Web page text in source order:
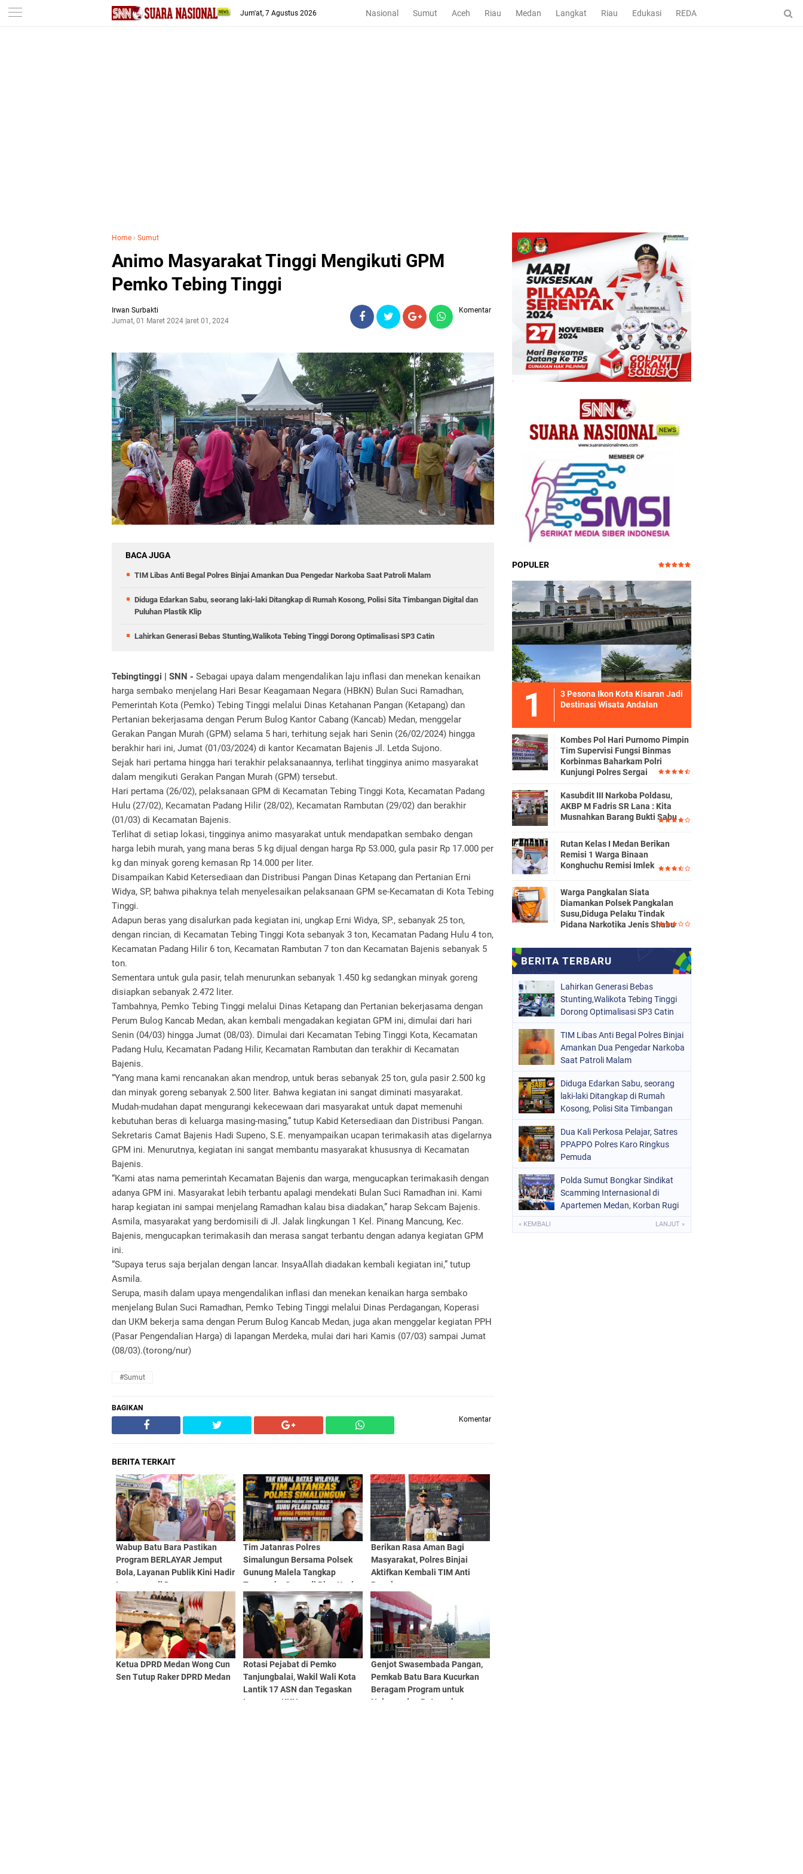
-->
Jum'at, 7 Agustus 2026 Nasional Sumut Aceh Riau Medan Langkat Riau Edukasi REDAKSI
Home › Sumut
Animo Masyarakat Tinggi Mengikuti GPM
Pemko Tebing Tinggi
Irwan Surbakti
Jumat, 01 Maret 2024Maret 01, 2024
Komentar
BACA JUGA
TIM Libas Anti Begal Polres Binjai Amankan Dua Pengedar Narkoba Saat Patroli Malam
Diduga Edarkan Sabu, seorang laki-laki Ditangkap di Rumah Kosong, Polisi Sita Timbangan Digital dan
Puluhan Plastik Klip
Lahirkan Generasi Bebas Stunting,Walikota Tebing Tinggi Dorong Optimalisasi SP3 Catin
Tebingtinggi | SNN - Sebagai upaya dalam mengendalikan laju inflasi dan menekan kenaikan
harga sembako menjelang Hari Besar Keagamaan Negara (HBKN) Bulan Suci Ramadhan,
Pemerintah Kota (Pemko) Tebing Tinggi melalui Dinas Ketahanan Pangan (Ketapang) dan
Pertanian bekerjasama dengan Perum Bulog Kantor Cabang (Kancab) Medan, menggelar
Gerakan Pangan Murah (GPM) selama 5 hari, terhitung sejak hari Senin (26/02/2024) hingga
berakhir hari ini, Jumat (01/03/2024) di kantor Kecamatan Bajenis Jl. Letda Sujono.
Sejak hari pertama hingga hari terakhir pelaksanaannya, terlihat tingginya animo masyarakat
dalam mengikuti Gerakan Pangan Murah (GPM) tersebut.
Hari pertama (26/02), pelaksanaan GPM di Kecamatan Tebing Tinggi Kota, Kecamatan Padang
Hulu (27/02), Kecamatan Padang Hilir (28/02), Kecamatan Rambutan (29/02) dan berakhir
(01/03) di Kecamatan Bajenis.
Terlihat di setiap lokasi, tingginya animo masyarakat untuk mendapatkan sembako dengan
harga lebih murah, yang mana beras 5 kg dijual dengan harga Rp 53.000, gula pasir Rp 17.000 per
kg dan minyak goreng kemasan Rp 14.000 per liter.
Disampaikan Kabid Ketersediaan dan Distribusi Pangan Dinas Ketapang dan Pertanian Erni
Widya, SP, bahwa pihaknya telah menyelesaikan pelaksanaan GPM se-Kecamatan di Kota Tebing
Tinggi.
Adapun beras yang disalurkan pada kegiatan ini, ungkap Erni Widya, SP., sebanyak 25 ton,
dengan rincian, di Kecamatan Tebing Tinggi Kota sebanyak 3 ton, Kecamatan Padang Hulu 4 ton,
Kecamatan Padang Hilir 6 ton, Kecamatan Rambutan 7 ton dan Kecamatan Bajenis sebanyak 5
ton.
Sementara untuk gula pasir, telah menurunkan sebanyak 1.450 kg sedangkan minyak goreng
disiapkan sebanyak 2.472 liter.
Tambahnya, Pemko Tebing Tinggi melalui Dinas Ketapang dan Pertanian bekerjasama dengan
Perum Bulog Kancab Medan, akan kembali mengadakan kegiatan GPM ini, dimulai dari hari
Senin (04/03) hingga Jumat (08/03). Dimulai dari Kecamatan Tebing Tinggi Kota, Kecamatan
Padang Hulu, Kecamatan Padang Hilir, Kecamatan Rambutan dan terakhir di Kecamatan
Bajenis.
“Yang mana kami rencanakan akan mendrop, untuk beras sebanyak 25 ton, gula pasir 2.500 kg
dan minyak goreng sebanyak 2.500 liter. Bahwa kegiatan ini sangat diminati masyarakat.
Mudah-mudahan dapat mengurangi kekecewaan dari masyarakat untuk dapat memenuhi
kebutuhan beras di keluarga masing-masing,” tutup Kabid Ketersediaan dan Distribusi Pangan.
Sekretaris Camat Bajenis Hadi Supeno, S.E. menyampaikan ucapan terimakasih atas digelarnya
GPM ini. Menurutnya, kegiatan ini sangat membantu masyarakat khususnya di Kecamatan
Bajenis.
“Kami atas nama pemerintah Kecamatan Bajenis dan warga, mengucapkan terimakasih dengan
adanya GPM ini. Masyarakat lebih terbantu apalagi mendekati Bulan Suci Ramadhan ini. Kami
harap kegiatan ini sampai menjelang Ramadhan kalau bisa diadakan,” harap Sekcam Bajenis.
Asmila, masyarakat yang berdomisili di Jl. Jalak lingkungan 1 Kel. Pinang Mancung, Kec.
Bajenis, mengucapkan terimakasih dan merasa sangat terbantu dengan adanya kegiatan GPM
ini.
“Supaya terus saja berjalan dengan lancar. InsyaAllah diadakan kembali kegiatan ini,” tutup
Asmila.
Serupa, masih dalam upaya mengendalikan inflasi dan menekan kenaikan harga sembako
menjelang Bulan Suci Ramadhan, Pemko Tebing Tinggi melalui Dinas Perdagangan, Koperasi
dan UKM bekerja sama dengan Perum Bulog Kancab Medan, juga akan menggelar kegiatan PPH
(Pasar Pengendalian Harga) di lapangan Merdeka, mulai dari hari Kamis (07/03) sampai Jumat
(08/03).(torong/nur)
#Sumut
BAGIKAN
Komentar
BERITA TERKAIT
Wabup Batu Bara Pastikan
Program BERLAYAR Jemput
Bola, Layanan Publik Kini Hadir
Langsung di Desa
Tim Jatanras Polres
Simalungun Bersama Polsek
Gunung Malela Tangkap
Tersangka Curas di Riau Usai
Buron Lintas Provinsi
Berikan Rasa Aman Bagi
Masyarakat, Polres Binjai
Aktifkan Kembali TIM Anti
Begal
Ketua DPRD Medan Wong Cun
Sen Tutup Raker DPRD Medan
Rotasi Pejabat di Pemko
Tanjungbalai, Wakil Wali Kota
Lantik 17 ASN dan Tegaskan
Larangan KKN
Genjot Swasembada Pangan,
Pemkab Batu Bara Kucurkan
Beragam Program untuk
Nelayan dan Peternak
POPULER
3 Pesona Ikon Kota Kisaran Jadi
Destinasi Wisata Andalan
Kombes Pol Hari Purnomo Pimpin
Tim Supervisi Fungsi Binmas
Korbinmas Baharkam Polri
Kunjungi Polres Sergai
Kasubdit III Narkoba Poldasu,
AKBP M Fadris SR Lana : Kita
Musnahkan Barang Bukti Sabu
Rutan Kelas I Medan Berikan
Remisi 1 Warga Binaan
Konghuchu Remisi Imlek
Warga Pangkalan Siata
Diamankan Polsek Pangkalan
Susu,Diduga Pelaku Tindak
Pidana Narkotika Jenis Shabu
Lahirkan Generasi Bebas
Stunting,Walikota Tebing Tinggi
Dorong Optimalisasi SP3 Catin
TIM Libas Anti Begal Polres Binjai
Amankan Dua Pengedar Narkoba
Saat Patroli Malam
Diduga Edarkan Sabu, seorang
laki-laki Ditangkap di Rumah
Kosong, Polisi Sita Timbangan
Dua Kali Perkosa Pelajar, Satres
PPAPPO Polres Karo Ringkus
Pemuda
Polda Sumut Bongkar Sindikat
Scamming Internasional di
Apartemen Medan, Korban Rugi
« KEMBALI LANJUT »